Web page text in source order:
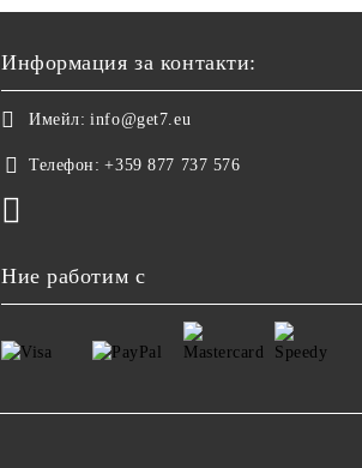
Информация за контакти:
Имейл: info@get7.eu
Телефон: +359 877 737 576
Ние работим с